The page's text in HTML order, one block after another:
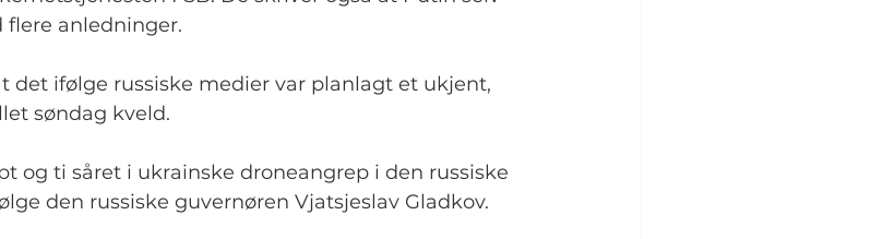
flere anledninger.
det ifølge russiske medier var planlagt et ukjent,
søndag kveld.
og ti såret i ukrainske droneangrep i den russiske
den russiske guvernøren Vjatsjeslav Gladkov.